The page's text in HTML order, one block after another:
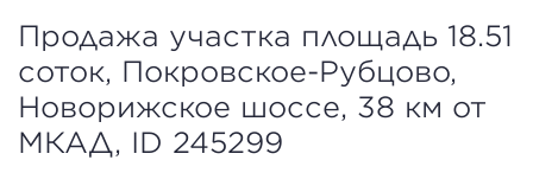
Продажа участка площадь 18.51
соток, Покровское-Рубцово,
Новорижское шоссе, 38 км от
МКАД, ID 245299